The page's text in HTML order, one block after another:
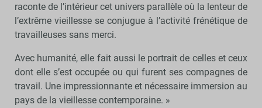
raconte de l’intérieur cet univers parallèle où la lenteur de
l’extrême vieillesse se conjugue à l’activité frénétique de
travailleuses sans merci.
Avec humanité, elle fait aussi le portrait de celles et ceux
dont elle s’est occupée ou qui furent ses compagnes de
travail. Une impressionnante et nécessaire immersion au
pays de la vieillesse contemporaine. »